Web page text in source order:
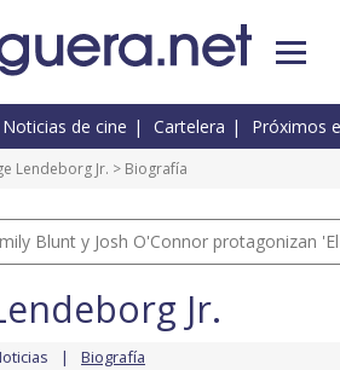
Noticias de cine Cartelera Próximos
Lendeborg Jr. > Biografía
Blunt y Josh O'Connor protagonizan
Jr.
Biografía